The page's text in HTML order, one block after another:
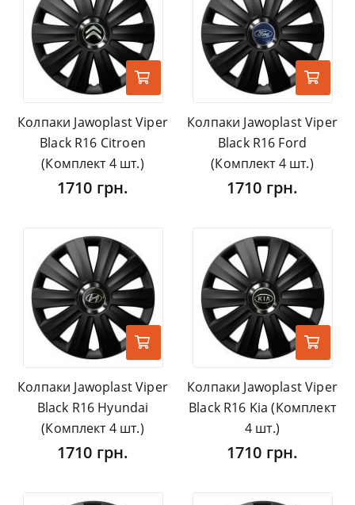
Колпаки Jawoplast Viper
Black R16 Citroen
(Комплект 4 шт.)
1710 грн.
Колпаки Jawoplast Viper
Black R16 Ford
(Комплект 4 шт.)
1710 грн.
Колпаки Jawoplast Viper
Black R16 Hyundai
(Комплект 4 шт.)
1710 грн.
Колпаки Jawoplast Viper
Black R16 Kia (Комплект
4 шт.)
1710 грн.